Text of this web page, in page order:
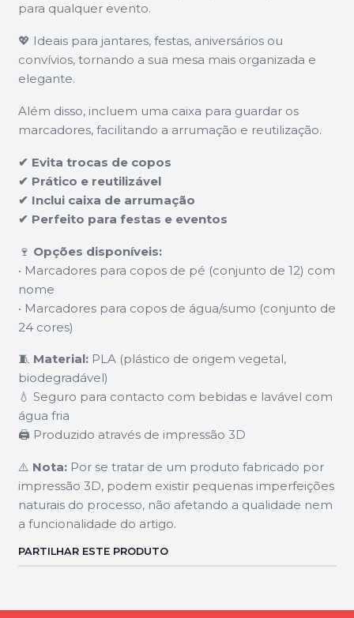
para qualquer evento.
💖 Ideais para jantares, festas, aniversários ou
convívios, tornando a sua mesa mais organizada e
elegante.
Além disso, incluem uma caixa para guardar os
marcadores, facilitando a arrumação e reutilização.
✔ Evita trocas de copos
✔ Prático e reutilizável
✔ Inclui caixa de arrumação
✔ Perfeito para festas e eventos
🍷 Opções disponíveis:
• Marcadores para copos de pé (conjunto de 12) com
nome
• Marcadores para copos de água/sumo (conjunto de
24 cores)
🧵 Material:PLA (plástico de origem vegetal,
biodegradável)
💧 Seguro para contacto com bebidas e lavável com
água fria
🖨️ Produzido através de impressão 3D
⚠️ Nota:Por se tratar de um produto fabricado por
impressão 3D, podem existir pequenas imperfeições
naturais do processo, não afetando a qualidade nem
a funcionalidade do artigo.
PARTILHAR ESTE PRODUTO